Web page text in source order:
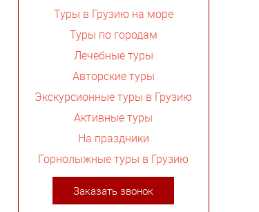
Туры в Грузию на море
Туры по городам
Лечебные туры
Авторские туры
Экскурсионные туры в Грузию
Активные туры
На праздники
Горнолыжные туры в Грузию
Заказать звонок